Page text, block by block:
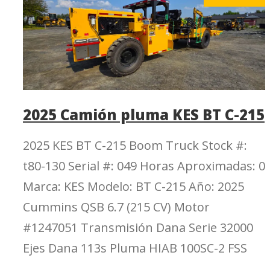
2025 Camión pluma KES BT C-215
2025 KES BT C-215 Boom Truck Stock #:
t80-130 Serial #: 049 Horas Aproximadas: 0
Marca: KES Modelo: BT C-215 Año: 2025
Cummins QSB 6.7 (215 CV) Motor
#1247051 Transmisión Dana Serie 32000
Ejes Dana 113s Pluma HIAB 100SC-2 FSS